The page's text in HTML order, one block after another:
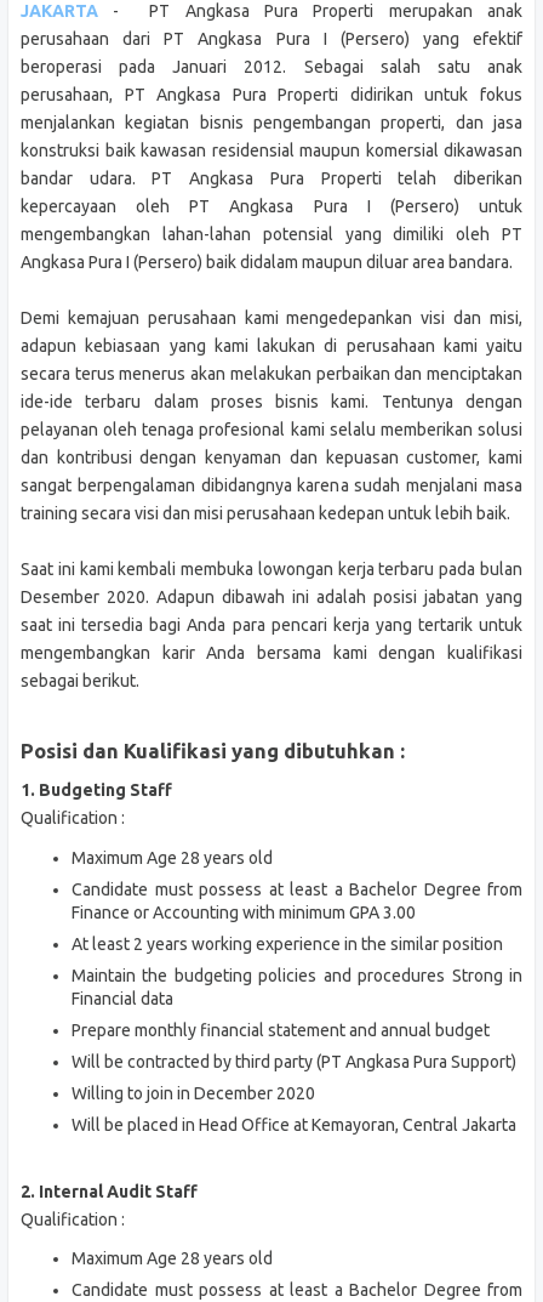
JAKARTA
- PT Angkasa Pura Properti merupakan anak
perusahaan dari PT Angkasa Pura I (Persero) yang efektif
beroperasi pada Januari 2012. Sebagai salah satu anak
perusahaan, PT Angkasa Pura Properti didirikan untuk fokus
menjalankan kegiatan bisnis pengembangan properti, dan jasa
konstruksi baik kawasan residensial maupun komersial dikawasan
bandar udara. PT Angkasa Pura Properti telah diberikan
kepercayaan oleh PT Angkasa Pura I (Persero) untuk
mengembangkan lahan-lahan potensial yang dimiliki oleh PT
Angkasa Pura I (Persero) baik didalam maupun diluar area bandara.
Demi kemajuan perusahaan kami mengedepankan visi dan misi,
adapun kebiasaan yang kami lakukan di perusahaan kami yaitu
secara terus menerus akan melakukan perbaikan dan menciptakan
ide-ide terbaru dalam proses bisnis kami. Tentunya dengan
pelayanan oleh tenaga profesional kami selalu memberikan solusi
dan kontribusi dengan kenyaman dan kepuasan customer, kami
sangat berpengalaman dibidangnya karena sudah menjalani masa
training secara visi dan misi perusahaan kedepan untuk lebih baik.
Saat ini kami kembali membuka lowongan kerja terbaru pada bulan
Desember 2020. Adapun dibawah ini adalah posisi jabatan yang
saat ini tersedia bagi Anda para pencari kerja yang tertarik untuk
mengembangkan karir Anda bersama kami dengan kualifikasi
sebagai berikut.
Posisi dan Kualifikasi yang dibutuhkan :
1. Budgeting Staff
Qualification :
Maximum Age 28 years old
Candidate must possess at least a Bachelor Degree from
Finance or Accounting with minimum GPA 3.00
At least 2 years working experience in the similar position
Maintain the budgeting policies and procedures Strong in
Financial data
Prepare monthly financial statement and annual budget
Will be contracted by third party (PT Angkasa Pura Support)
Willing to join in December 2020
Will be placed in Head Office at Kemayoran, Central Jakarta
2. Internal Audit Staff
Qualification :
Maximum Age 28 years old
Candidate must possess at least a Bachelor Degree from